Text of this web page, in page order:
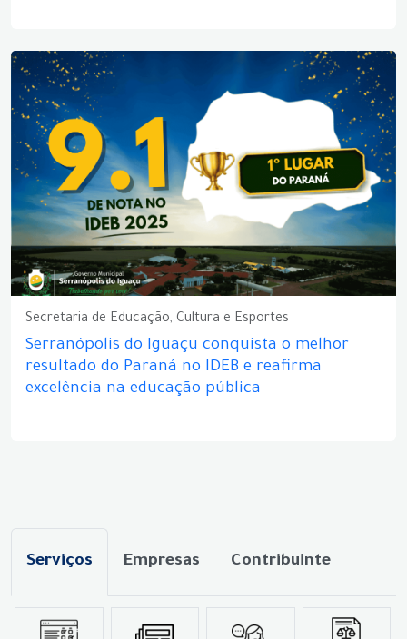
Secretaria de Educação, Cultura e Esportes
Serranópolis do Iguaçu conquista o melhor
resultado do Paraná no IDEB e reafirma
excelência na educação pública
Serviços Empresas Contribuinte